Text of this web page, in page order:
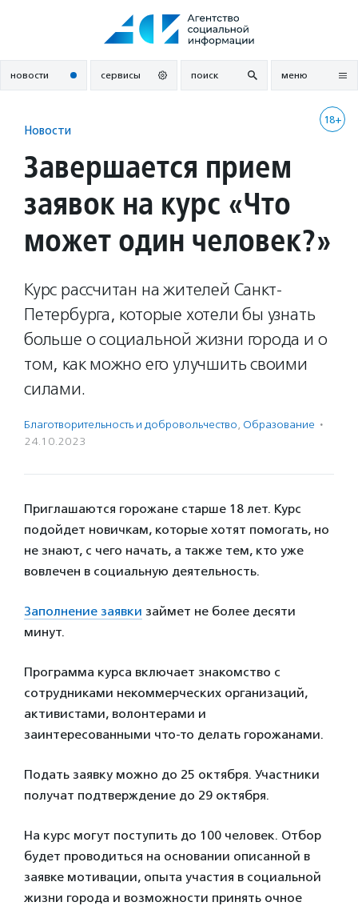
новости сервисы поиск меню
18+
Новости
Завершается прием
заявок на курс «Что
может один человек?»
Курс рассчитан на жителей Санкт-
Петербурга, которые хотели бы узнать
больше о социальной жизни города и о
том, как можно его улучшить своими
силами.
Благотвори­тель­ность и доброволь­чест­во, Образование ·
24.10.2023
Приглашаются горожане старше 18 лет. Курс
подойдет новичкам, которые хотят помогать, но
не знают, с чего начать, а также тем, кто уже
вовлечен в социальную деятельность.
Заполнение заявки займет не более десяти
минут.
Программа курса включает знакомство с
сотрудниками некоммерческих организаций,
активистами, волонтерами и
заинтересованными что-то делать горожанами.
Подать заявку можно до 25 октября. Участники
получат подтверждение до 29 октября.
На курс могут поступить до 100 человек. Отбор
будет проводиться на основании описанной в
заявке мотивации, опыта участия в социальной
жизни города и возможности принять очное